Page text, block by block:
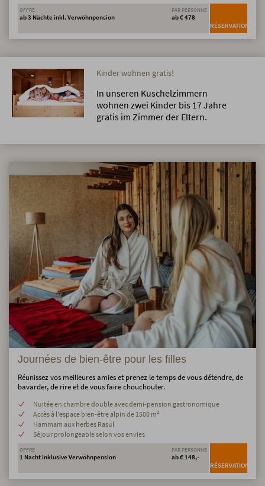
OFFRE
ab 3 Nächte inkl. Verwöhnpension
PAR PERSONNE
ab € 478
RÉSERVATION
Kinder wohnen gratis!
In unseren Kuschelzimmern
wohnen zwei Kinder bis 17 Jahre
gratis im Zimmer der Eltern.
Journées de bien-être pour les filles
Réunissez vos meilleures amies et prenez le temps de vous détendre, de
bavarder, de rire et de vous faire chouchouter.
Nuitée en chambre double avec demi-pension gastronomique
Accès à l'espace bien-être alpin de 1500 m²
Hammam aux herbes Rasul
Séjour prolongeable selon vos envies
OFFRE
1 Nacht inklusive Verwöhnpension
PAR PERSONNE
ab € 148,-
RÉSERVATION